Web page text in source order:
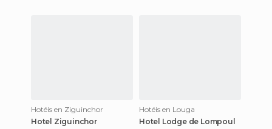
Hotéis en Ziguinchor
Hotel Ziguinchor
Hotéis en Louga
Hotel Lodge de Lompoul